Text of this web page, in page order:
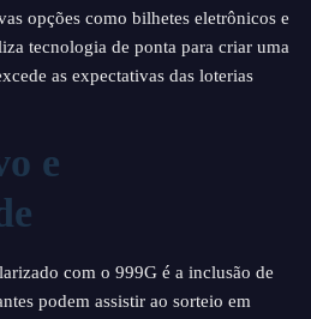
opções como bilhetes eletrônicos e
tecnologia de ponta para criar uma
as expectativas das loterias
e
com o 999G é a inclusão de
podem assistir ao sorteio em